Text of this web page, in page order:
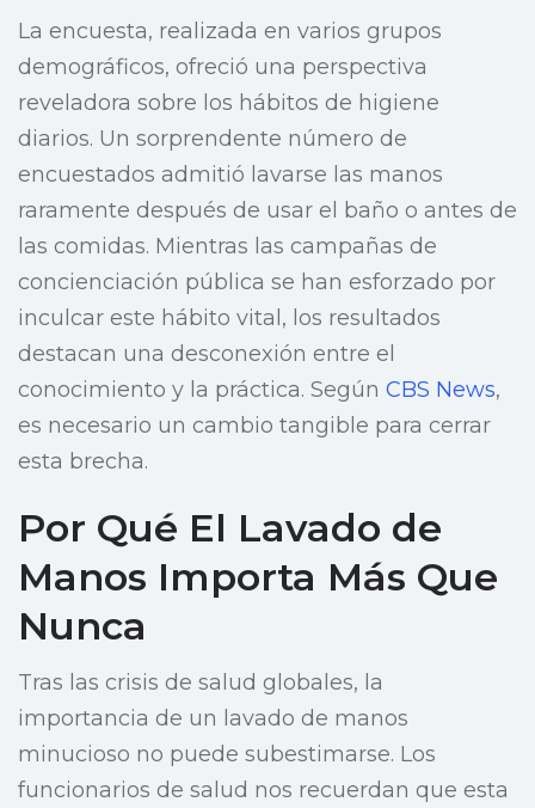
La encuesta, realizada en varios grupos
demográficos, ofreció una perspectiva
reveladora sobre los hábitos de higiene
diarios. Un sorprendente número de
encuestados admitió lavarse las manos
raramente después de usar el baño o antes de
las comidas. Mientras las campañas de
concienciación pública se han esforzado por
inculcar este hábito vital, los resultados
destacan una desconexión entre el
conocimiento y la práctica. Según CBS News,
es necesario un cambio tangible para cerrar
esta brecha.
Por Qué El Lavado de
Manos Importa Más Que
Nunca
Tras las crisis de salud globales, la
importancia de un lavado de manos
minucioso no puede subestimarse. Los
funcionarios de salud nos recuerdan que esta